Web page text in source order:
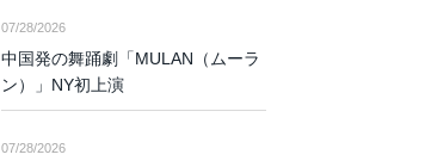
07/28/2026
中国発の舞踊劇「MULAN（ムーラ
ン）」NY初上演
07/28/2026